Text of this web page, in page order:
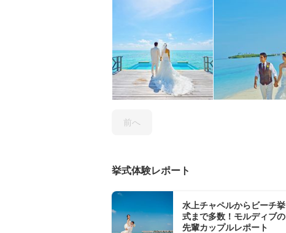
前へ
挙式体験レポート
水上チャペルからビーチ挙
式まで多数！モルディブの
先輩カップルレポート